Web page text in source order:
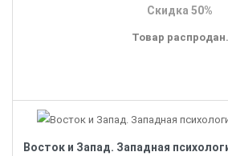
Скидка 50%
Товар распродан.
Восток и Запад. Западная